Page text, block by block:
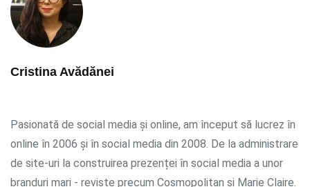
Cristina Avădănei
Pasionată de social media și online, am început să lucrez în
online în 2006 și în social media din 2008. De la administrare
de site-uri la construirea prezenței în social media a unor
branduri mari - reviste precum Cosmopolitan și Marie Claire.